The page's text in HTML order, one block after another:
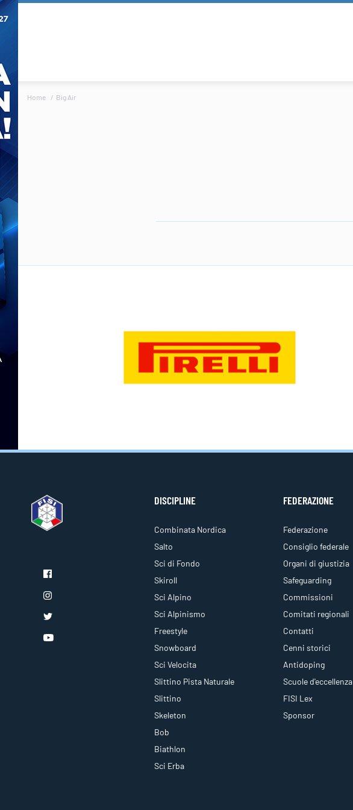
Home Big Air
DISCIPLINE
Combinata Nordica
Salto
Sci di Fondo
Skiroll
Sci Alpino
Sci Alpinismo
Freestyle
Snowboard
Sci Velocita
Slittino Pista Naturale
Slittino
Skeleton
Bob
Biathlon
Sci Erba
FEDERAZIONE
Federazione
Consiglio federale
Organi di giustizia
Safeguarding
Commissioni
Comitati regionali
Contatti
Cenni storici
Antidoping
Scuole d'eccellenza
FISI Lex
Sponsor